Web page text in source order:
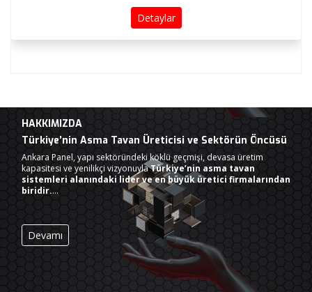
Detaylar
HAKKIMIZDA
Türkiye’nin Asma Tavan Üreticisi ve Sektörün Öncüsü
Ankara Panel, yapı sektöründeki köklü geçmişi, devasa üretim
kapasitesi ve yenilikçi vizyonuylaTürkiye’nin asma tavan
sistemleri alanındaki lider ve en büyük üretici firmalarından
biridir.…
Devamı